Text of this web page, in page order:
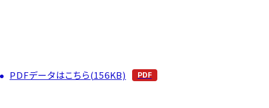
PDFデータはこちら(156KB)